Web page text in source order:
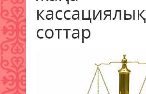
кассациялық
соттар